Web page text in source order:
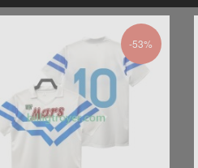
-53%